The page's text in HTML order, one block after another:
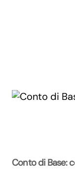
Conto di Base: